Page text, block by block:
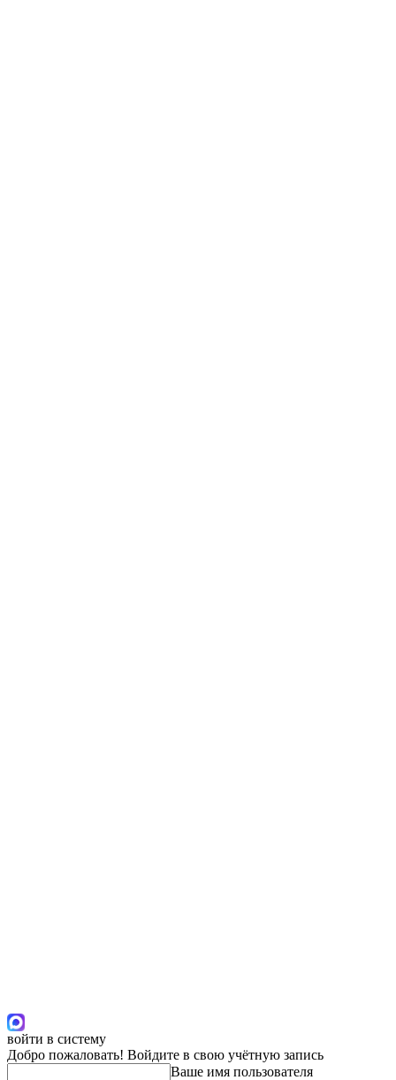
войти в систему
Добро пожаловать! Войдите в свою учётную запись
Ваше имя пользователя